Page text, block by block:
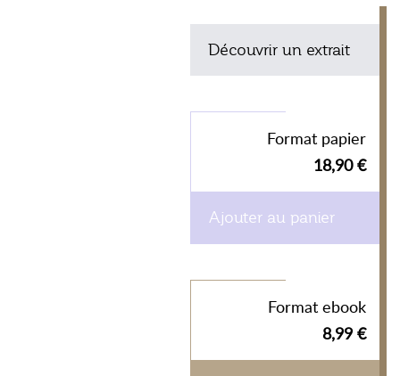
Découvrir un extrait
Format papier
18,90 €
Ajouter au panier
Format ebook
8,99 €